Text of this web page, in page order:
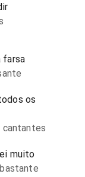
farsa
os
cantantes
muito